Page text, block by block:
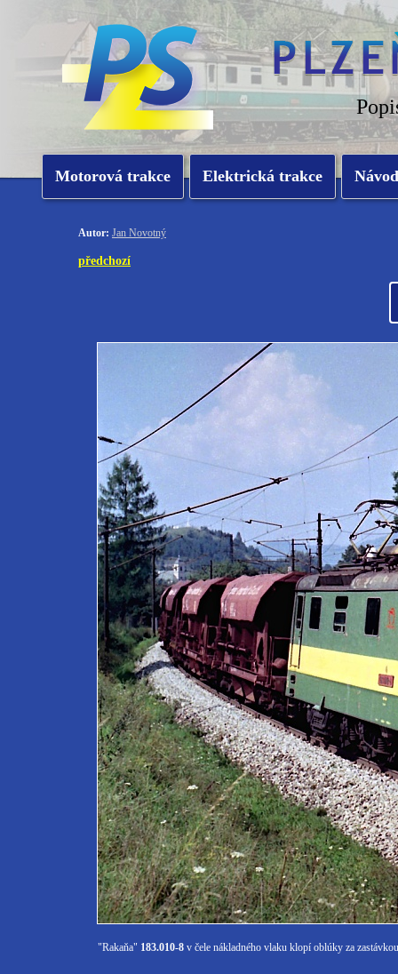
Motorová trakce Elektrická trakce
Autor: Jan Novotný
předchozí
"Rakaňa" 183.010-8 v čele nákladného vlaku klopí oblúky za